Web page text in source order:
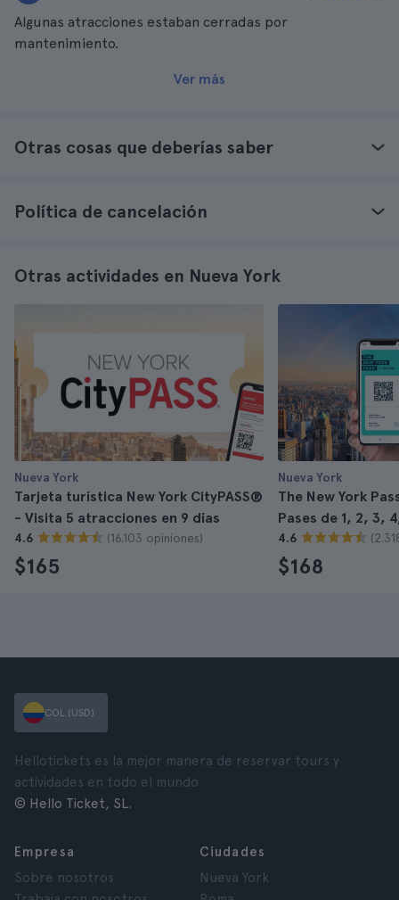
Algunas atracciones estaban cerradas por
mantenimiento.
Ver más
Otras cosas que deberías saber
Política de cancelación
Otras actividades en Nueva York
Nueva York
Tarjeta turística New York CityPASS®
- Visita 5 atracciones en 9 días
4.6 (16.103 opiniones)
$165
Nueva York
The New York
Pases de 1, 2, 3,
4.6
$168
COL (USD)
Hellotickets es la mejor manera de reservar tours y
actividades en todo el mundo.
© Hello Ticket, SL.
Empresa
Sobre nosotros
Ciudades
Nueva York